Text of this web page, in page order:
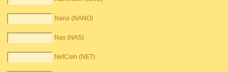
Nano (NANO)
Nas (NAS)
NetCoin (NET)